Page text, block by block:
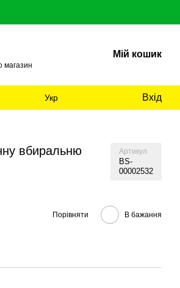
магазин
Мій кошик
Укр Вхід
вбиральню
Артикул
BS-
00002532
Порівняти В бажання